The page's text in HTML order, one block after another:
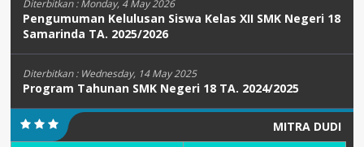
Diterbitkan :Monday, 4 May 2026
Pengumuman Kelulusan Siswa Kelas XII SMK Negeri 18
Samarinda TA. 2025/2026
Diterbitkan : Wednesday, 14 May 2025
Program Tahunan SMK Negeri 18 TA. 2024/2025
MITRA DUDI